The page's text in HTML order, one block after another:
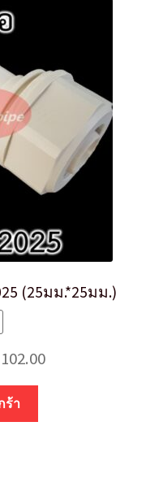
(25มม.*25มม.)
102.00
ร้า